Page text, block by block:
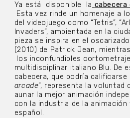
Ya está disponible la cabecera
Esta vez rinde un homenaje a
del videojuego como “Tetris”,
Invaders”, ambientada en la
pieza se inspira en el
(2010) de Patrick Jean,
los inconfundibles
multidisciplinar italiano Blu. De
cabecera, que podría calificarse
arcade”, representa la voluntad
aunar la mejor animación
con la industria de la animación
español.